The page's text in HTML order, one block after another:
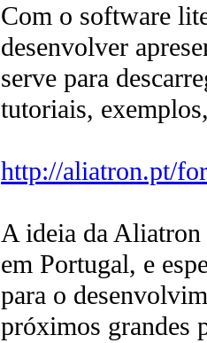
Com o software
desenvolver
serve para
tutoriais,
http://aliatron.pt/
A ideia da
em Portugal, e
para o
próximos grandes